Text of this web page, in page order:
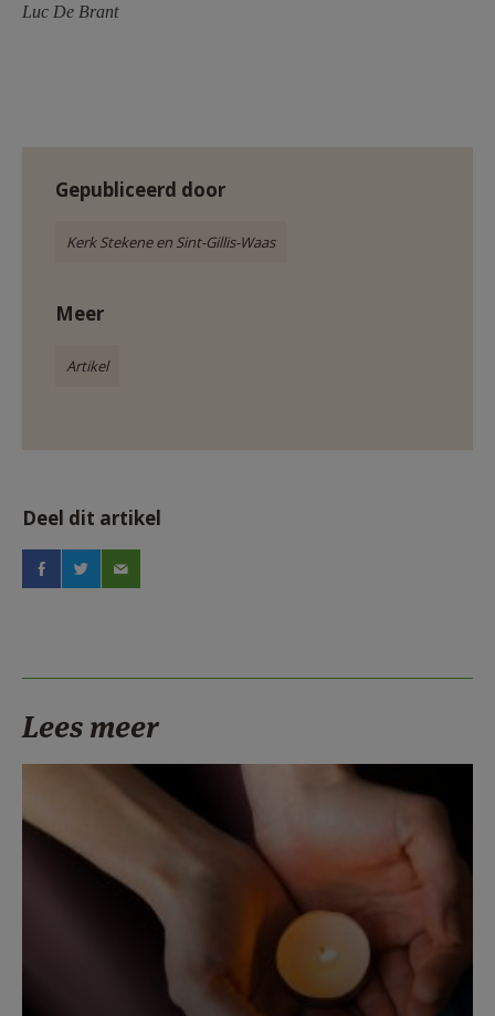
Luc De Brant
Gepubliceerd door
Kerk Stekene en Sint-Gillis-Waas
Meer
Artikel
Deel dit artikel
Lees meer